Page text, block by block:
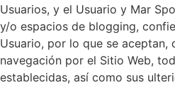
Usuarios, y el Usuario y Mar
y/o espacios de blogging,
Usuario, por lo que se aceptan,
navegación por el Sitio Web,
establecidas, así como sus